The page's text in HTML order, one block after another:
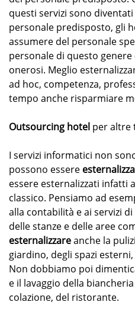
questi servizi sono
personale predisposto, gli
assumere del personale
personale di questo
onerosi. Meglio
ad hoc, competenza,
tempo anche risparmiare
Outsourcing hotel per altre
I servizi informatici non
possono essere
essere esternalizzati infatti
classico. Pensiamo ad
alla contabilità e ai servizi
delle stanze e delle aree
esternalizzareanche la
giardino, degli spazi
Non dobbiamo poi
e il lavaggio della
colazione, del ristorante.